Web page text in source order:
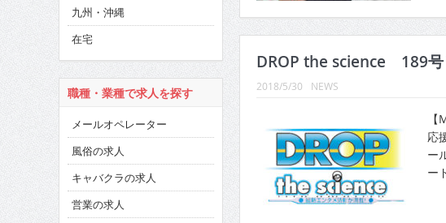
DROP the science 189号
2018/5/30 NEWS
応
ー
ー
九州・沖縄
在宅
職種・業種で求人を探す
メールオペレーター
風俗の求人
キャバクラの求人
営業の求人